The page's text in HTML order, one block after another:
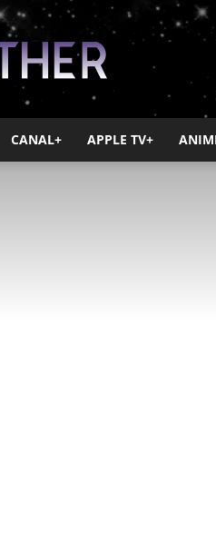
Ayther
CANAL+ APPLE TV+